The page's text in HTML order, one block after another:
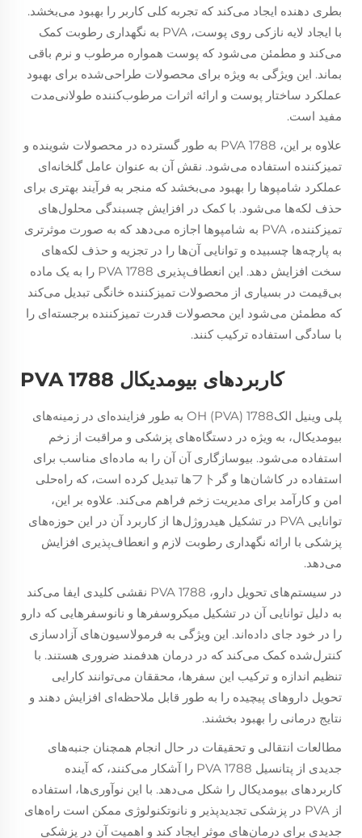
بطری دهنده ایجاد می‌کند که تجربه کلی کاربر را بهبود می‌بخشد.
با ایجاد لایه نازکی روی پوست، PVA به نگهداری رطوبت کمک
می‌کند و مطمئن می‌شود که پوست همواره مرطوب و نرم باقی
بماند. این ویژگی به ویژه برای محصولات طراحی‌شده برای بهبود
عملکرد ساختار پوست و ارائه اثرات مرطوب‌کننده طولانی‌مدت
مفید است.
علاوه بر این، PVA 1788 به طور گسترده در محصولات شوینده و
تمیزکننده استفاده می‌شود. نقش آن به عنوان عامل گلخانه‌ای
عملکرد شامپوها را بهبود می‌بخشد که منجر به فرآیند بهتری برای
حذف لکه‌ها می‌شود. با کمک در افزایش چسبندگی محلول‌های
تمیزکننده، PVA به شامپوها اجازه می‌دهد که به صورت موثرتری
به پارچه‌ها چسبیده و توانایی آن‌ها را در تجزیه و حذف لکه‌های
سخت افزایش دهد. این انعطاف‌پذیری PVA 1788 را به یک ماده
بی‌قیمت در بسیاری از محصولات تمیزکننده خانگی تبدیل می‌کند
که مطمئن می‌شود این محصولات قدرت تمیزکننده برجسته‌ای را
با سادگی استفاده ترکیب کنند.
کاربردهای بیومدیکال PVA 1788
پلی وینیل الکOH (PVA) 1788 به طور فزاینده‌ای در زمینه‌های
بیومدیکال، به ویژه در دستگاه‌های پزشکی و مراقبت از زخم
استفاده می‌شود. بیوسازگاری آن آن را به ماده‌ای مناسب برای
استفاده در کاشان‌ها و گرフト‌ها تبدیل کرده است، که راه‌حلی
امن و کارآمد برای مدیریت زخم فراهم می‌کند. علاوه بر این،
توانایی PVA در تشکیل هیدروژل‌ها از کاربرد آن در این حوزه‌های
پزشکی با ارائه نگهداری رطوبت لازم و انعطاف‌پذیری افزایش
می‌دهد.
در سیستم‌های تحویل دارو، PVA 1788 نقشی کلیدی ایفا می‌کند
به دلیل توانایی آن در تشکیل میکروسفرها و نانوسفرهایی که دارو
را در خود جای داده‌اند. این ویژگی به فرمولاسیون‌های آزادسازی
کنترل‌شده کمک می‌کند که در درمان هدفمند ضروری هستند. با
تنظیم اندازه و ترکیب این سفرها، محققان می‌توانند کارایی
تحویل داروهای پیچیده را به طور قابل ملاحظه‌ای افزایش دهند و
نتایج درمانی را بهبود بخشند.
مطالعات انتقالی و تحقیقات در حال انجام همچنان جنبه‌های
جدیدی از پتانسیل PVA 1788 را آشکار می‌کنند، که آینده
کاربردهای بیومدیکال را شکل می‌دهد. با این نوآوری‌ها، استفاده
از PVA در پزشکی تجدیدپذیر و نانوتکنولوژی ممکن است راه‌های
جدیدی برای درمان‌های موثر ایجاد کند و اهمیت آن در پزشکی